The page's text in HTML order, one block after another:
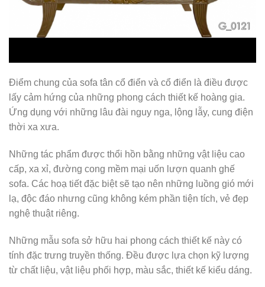
Điểm chung của sofa tân cổ điển và cổ điển là điều được
lấy cảm hứng của những phong cách thiết kế hoàng gia.
Ứng dụng với những lâu đài nguy nga, lộng lẫy, cung điện
thời xa xưa.
Những tác phẩm được thổi hồn bằng những vật liệu cao
cấp, xa xỉ, đường cong mềm mại uốn lượn quanh ghế
sofa. Các hoạ tiết đặc biệt sẽ tạo nên những luồng gió mới
lạ, độc đáo nhưng cũng không kém phần tiện tích, vẻ đẹp
nghệ thuật riêng.
Những mẫu sofa sở hữu hai phong cách thiết kế này có
tính đặc trưng truyền thống. Đều được lựa chọn kỹ lượng
từ chất liệu, vật liệu phối hợp, màu sắc, thiết kế kiểu dáng.